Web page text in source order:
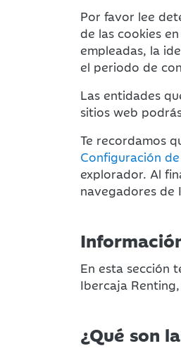
Por favor lee
de las cookies
empleadas, la
el periodo de
Las entidades
sitios web
Te recordamos
Configuración
explorador. Al
navegadores de
En esta sección
Ibercaja
¿Qué son